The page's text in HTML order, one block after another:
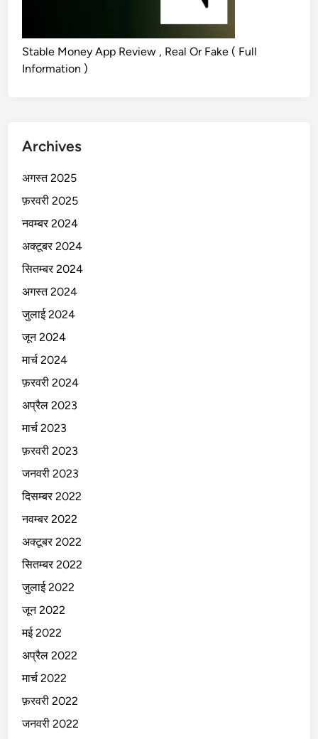
Stable Money App Review , Real Or Fake ( Full
Information )
Archives
अगस्त 2025
फ़रवरी 2025
नवम्बर 2024
अक्टूबर 2024
सितम्बर 2024
अगस्त 2024
जुलाई 2024
जून 2024
मार्च 2024
फ़रवरी 2024
अप्रैल 2023
मार्च 2023
फ़रवरी 2023
जनवरी 2023
दिसम्बर 2022
नवम्बर 2022
अक्टूबर 2022
सितम्बर 2022
जुलाई 2022
जून 2022
मई 2022
अप्रैल 2022
मार्च 2022
फ़रवरी 2022
जनवरी 2022